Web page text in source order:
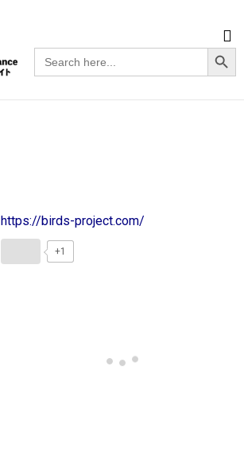
Search
for:
https://birds-project.com/
+1